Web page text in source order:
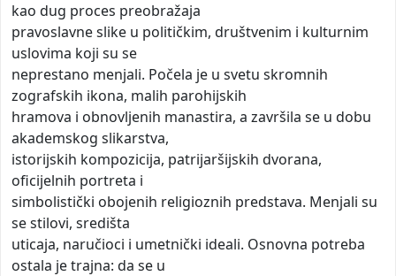
kao dug proces preobražaja
pravoslavne slike u političkim, društvenim i kulturnim
uslovima koji su se
neprestano menjali. Počela je u svetu skromnih
zografskih ikona, malih parohijskih
hramova i obnovljenih manastira, a završila se u dobu
akademskog slikarstva,
istorijskih kompozicija, patrijaršijskih dvorana,
oficijelnih portreta i
simbolistički obojenih religioznih predstava. Menjali su
se stilovi, središta
uticaja, naručioci i umetnički ideali. Osnovna potreba
ostala je trajna: da se u